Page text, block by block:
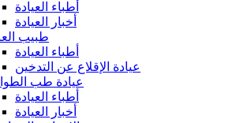
أطباء العيادة
أخبار العيادة
طبيب
أطباء العيادة
عيادة الإقلاع عن التدخين
عيادة طب
أطباء العيادة
أخبار العيادة